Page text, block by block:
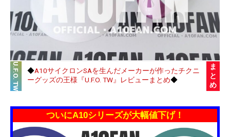
U.F.O. TW ◆A10サイクロンSAを生んだメーカーが作ったチクニ
ーグッズの王様『U.F.O. TW』レビューまとめ◆
ま
と
め
ついにA10シリーズが大幅値下げ！